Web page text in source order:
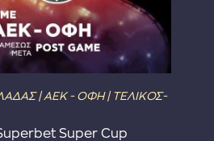
| ΑΕΚ - ΟΦΗ | ΤΕΛΙΚΟΣ-
Super Cup